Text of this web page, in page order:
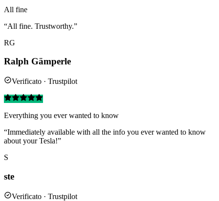
All fine
“All fine. Trustworthy.”
RG
Ralph Gämperle
Verificato · Trustpilot
Everything you ever wanted to know
“Immediately available with all the info you ever wanted to know
about your Tesla!”
S
ste
Verificato · Trustpilot